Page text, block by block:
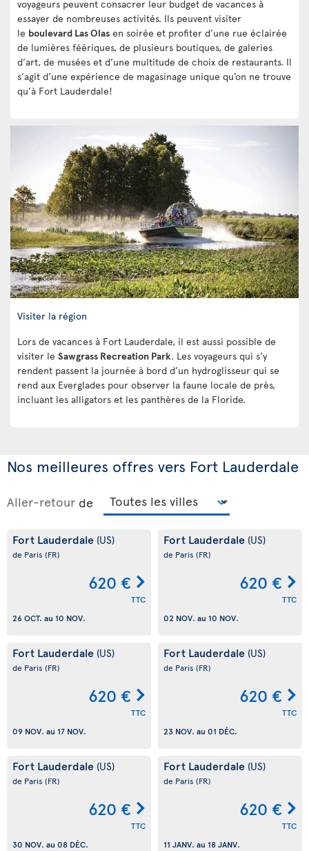
voyageurs peuvent consacrer leur budget de vacances à
essayer de nombreuses activités. Ils peuvent visiter
le boulevard Las Olas en soirée et profiter d’une rue éclairée
de lumières féériques, de plusieurs boutiques, de galeries
d’art, de musées et d’une multitude de choix de restaurants. Il
s’agit d’une expérience de magasinage unique qu’on ne trouve
qu’à Fort Lauderdale!
Visiter la région
Lors de vacances à Fort Lauderdale, il est aussi possible de
visiter le Sawgrass Recreation Park. Les voyageurs qui s’y
rendent passent la journée à bord d’un hydroglisseur qui se
rend aux Everglades pour observer la faune locale de près,
incluant les alligators et les panthères de la Floride.
Nos meilleures offres vers Fort Lauderdale
Aller-retour de
Fort Lauderdale (US)
de Paris (FR)
620 €
TTC
26 OCT. au 10 NOV.
Fort Lauderdale (US)
de Paris (FR)
620 €
TTC
02 NOV. au 10 NOV.
Fort Lauderdale (US)
de Paris (FR)
620 €
TTC
09 NOV. au 17 NOV.
Fort Lauderdale (US)
de Paris (FR)
620 €
TTC
23 NOV. au 01 DÉC.
Fort Lauderdale (US)
de Paris (FR)
620 €
TTC
30 NOV. au 08 DÉC.
Fort Lauderdale (US)
de Paris (FR)
620 €
TTC
11 JANV. au 18 JANV.